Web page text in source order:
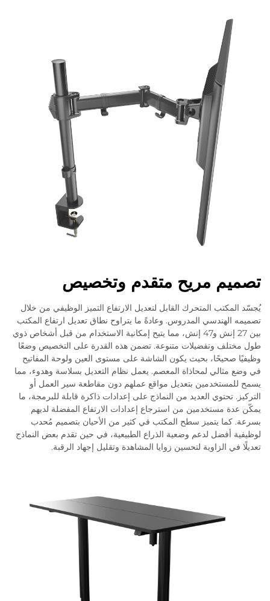
تصميم مريح متقدم وتخصيص
يُجسّد المكتب المتحرك القابل لتعديل الارتفاع التميز الوظيفي من خلال
تصميمه الهندسي المدروس. وعادةً ما يتراوح نطاق تعديل ارتفاع المكتب
بين 27 إنش و47 إنش، مما يتيح إمكانية الاستخدام من قبل أشخاص ذوي
طول مختلف وتفضيلات متنوعة. تضمن هذه القدرة على التخصيص وضعًا
وظيفيًا صحيحًا، بحيث يكون الشاشة على مستوى العين ولوحة المفاتيح
في وضع مثالي لمحاذاة المعصم. يعمل نظام التعديل بسلاسة وهدوء، مما
يسمح للمستخدمين بتعديل مواقع عملهم دون مقاطعة سير العمل أو
التركيز. تحتوي العديد من النماذج على إعدادات ذاكرة قابلة للبرمجة، ما
يمكّن عدة مستخدمين من استرجاع إعدادات الارتفاع المفضلة لديهم
بسرعة. كما يتميز سطح المكتب في كثير من الأحيان بتصميم مُحدب
لوظيفية أفضل لدعم وضعية الذراع الطبيعية، في حين تقدم بعض النماذج
تعديلًا في الزاوية لتحسين زوايا المشاهدة وتقليل إجهاد الرقبة.